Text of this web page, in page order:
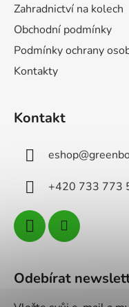
Zahradnictví na kolech
Obchodní podmínky
Podmínky ochrany
Kontakty
Kontakt
eshop@
+420 733 773
Odebírat